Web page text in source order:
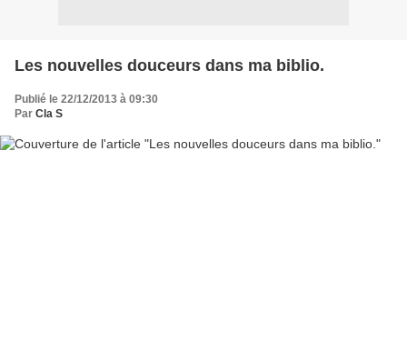
Les nouvelles douceurs dans ma biblio.
Publié le 22/12/2013 à 09:30
Par Cla S